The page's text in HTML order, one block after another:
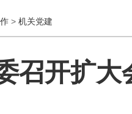
> 机关党建
召开扩大